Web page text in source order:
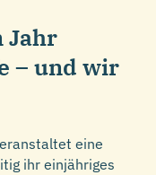
Jahr
– und wir
eine
ihr einjähriges